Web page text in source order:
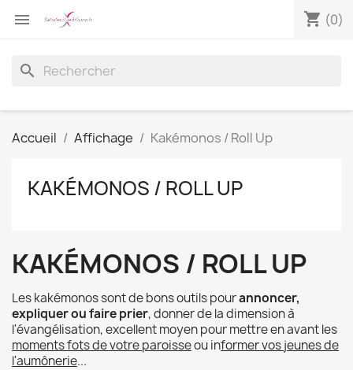
 shopping_cart (0)
search
Accueil Affichage Kakémonos / Roll Up
KAKÉMONOS / ROLL UP
KAKÉMONOS / ROLL UP
Les kakémonos sont de bons outils pourannoncer,
expliquer ou faire prier, donner de la dimension à
l'évangélisation, excellent moyen pour mettre en avant les
moments fots de votre paroisseou informer vos jeunes de
l'aumônerie...